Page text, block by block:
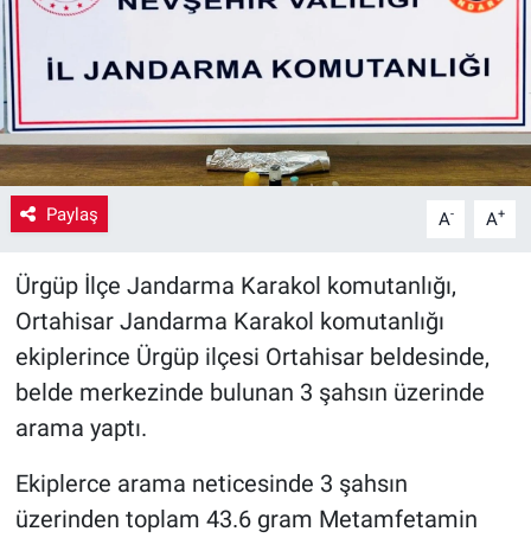
Paylaş A- A+
Ürgüp İlçe Jandarma Karakol komutanlığı,
Ortahisar Jandarma Karakol komutanlığı
ekiplerince Ürgüp ilçesi Ortahisar beldesinde,
belde merkezinde bulunan 3 şahsın üzerinde
arama yaptı.
Ekiplerce arama neticesinde 3 şahsın
üzerinden toplam 43.6 gram Metamfetamin